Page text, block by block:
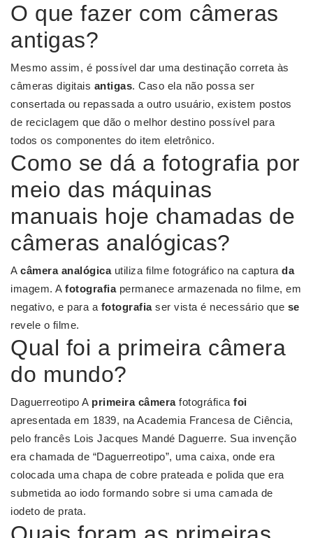
O que fazer com câmeras
antigas?
Mesmo assim, é possível dar uma destinação correta às
câmeras digitais antigas. Caso ela não possa ser
consertada ou repassada a outro usuário, existem postos
de reciclagem que dão o melhor destino possível para
todos os componentes do item eletrônico.
Como se dá a fotografia por
meio das máquinas
manuais hoje chamadas de
câmeras analógicas?
A câmera analógicautiliza filme fotográfico na captura da
imagem. A fotografiapermanece armazenada no filme, em
negativo, e para a fotografiaser vista é necessário que se
revele o filme.
Qual foi a primeira câmera
do mundo?
Daguerreotipo A primeira câmerafotográfica foi
apresentada em 1839, na Academia Francesa de Ciência,
pelo francês Lois Jacques Mandé Daguerre. Sua invenção
era chamada de “Daguerreotipo”, uma caixa, onde era
colocada uma chapa de cobre prateada e polida que era
submetida ao iodo formando sobre si uma camada de
iodeto de prata.